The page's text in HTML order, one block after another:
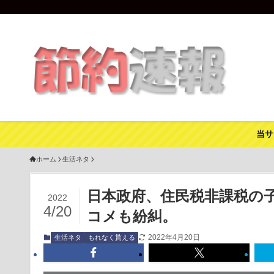
当
ホーム 生活ネタ
日本政府、住民税非課税
コメも紛糾。
2022
4/20
生活ネタ もれなく貰える 2022年4月20日